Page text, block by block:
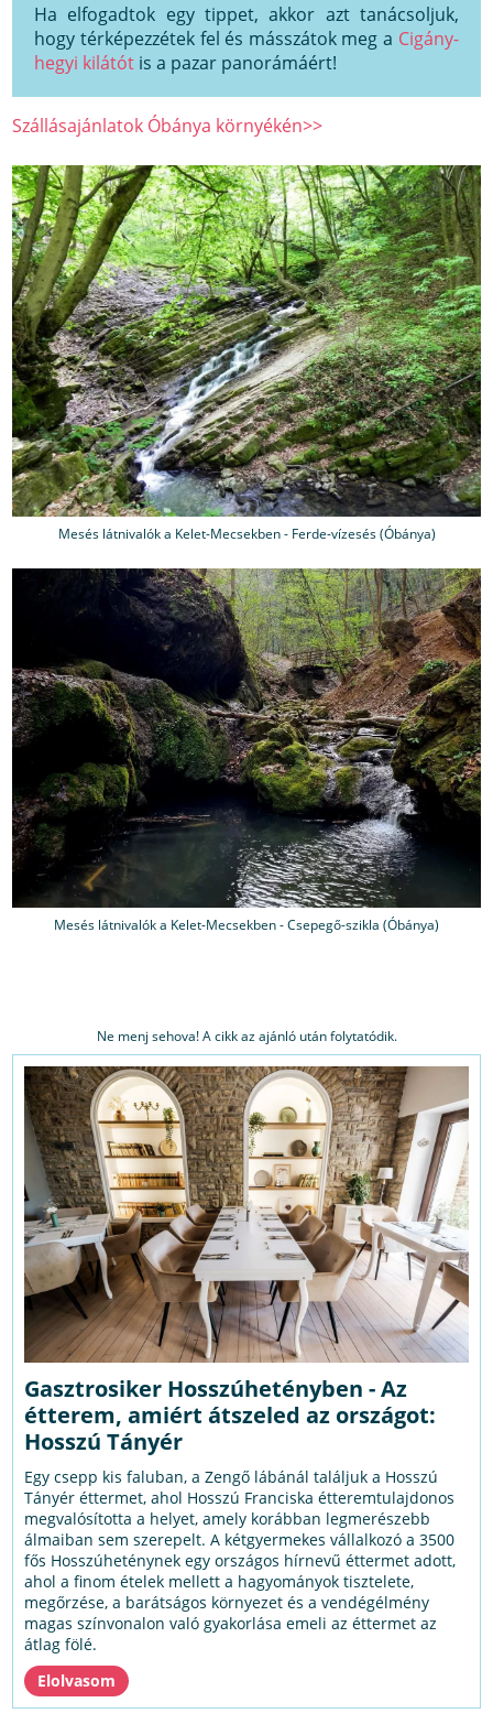
Ha elfogadtok egy tippet, akkor azt tanácsoljuk,
hogy térképezzétek fel és másszátok meg a Cigány-
hegyi kilátót is a pazar panorámáért!
Szállásajánlatok Óbánya környékén>>
Mesés látnivalók a Kelet-Mecsekben - Ferde-vízesés (Óbánya)
Mesés látnivalók a Kelet-Mecsekben - Csepegő-szikla (Óbánya)
Ne menj sehova! A cikk az ajánló után folytatódik.
Gasztrosiker Hosszúhetényben - Az
étterem, amiért átszeled az országot:
Hosszú Tányér
Egy csepp kis faluban, a Zengő lábánál találjuk a Hosszú
Tányér éttermet, ahol Hosszú Franciska étteremtulajdonos
megvalósította a helyet, amely korábban legmerészebb
álmaiban sem szerepelt. A kétgyermekes vállalkozó a 3500
fős Hosszúheténynek egy országos hírnevű éttermet adott,
ahol a finom ételek mellett a hagyományok tisztelete,
megőrzése, a barátságos környezet és a vendégélmény
magas színvonalon való gyakorlása emeli az éttermet az
átlag fölé.